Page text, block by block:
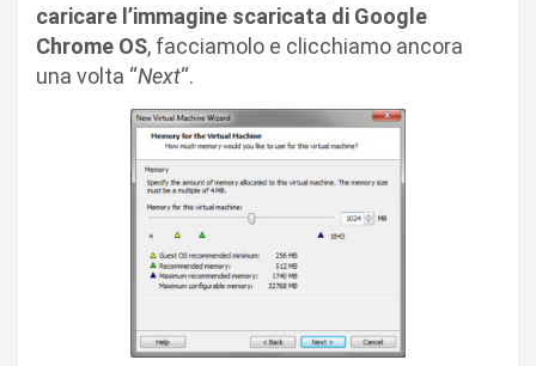
caricare l’immagine scaricata di Google
Chrome OS, facciamolo e clicchiamo ancora
una volta “Next“.